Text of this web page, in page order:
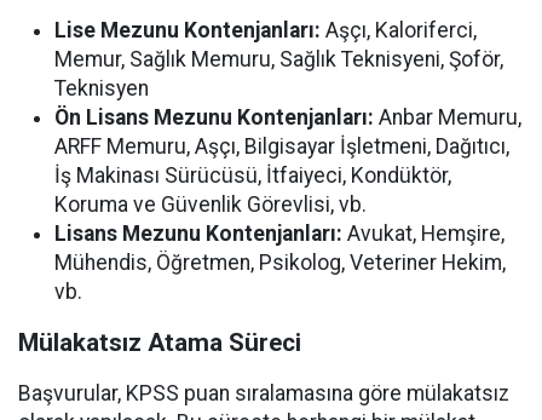
Lise Mezunu Kontenjanları: Aşçı, Kaloriferci,
Memur, Sağlık Memuru, Sağlık Teknisyeni, Şoför,
Teknisyen
Ön Lisans Mezunu Kontenjanları: Anbar Memuru,
ARFF Memuru, Aşçı, Bilgisayar İşletmeni, Dağıtıcı,
İş Makinası Sürücüsü, İtfaiyeci, Kondüktör,
Koruma ve Güvenlik Görevlisi, vb.
Lisans Mezunu Kontenjanları: Avukat, Hemşire,
Mühendis, Öğretmen, Psikolog, Veteriner Hekim,
vb.
Mülakatsız Atama Süreci
Başvurular, KPSS puan sıralamasına göre mülakatsız